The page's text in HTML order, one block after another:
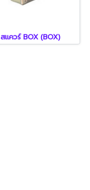
สแควร์ BOX (BOX)